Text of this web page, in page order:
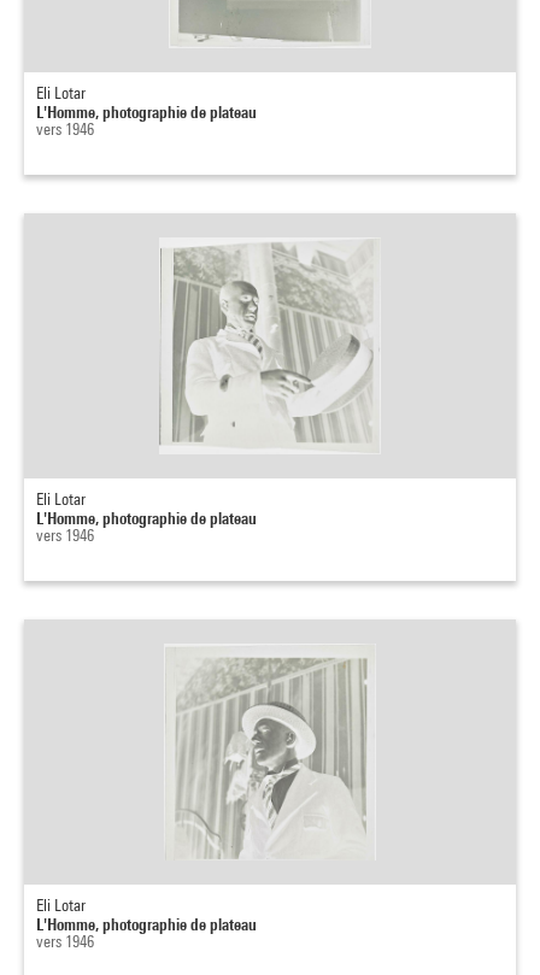
Eli Lotar
L'Homme, photographie de plateau
vers 1946
Eli Lotar
L'Homme, photographie de plateau
vers 1946
Eli Lotar
L'Homme, photographie de plateau
vers 1946